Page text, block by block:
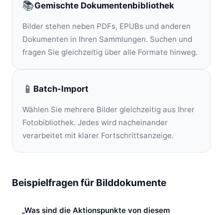
📚Gemischte Dokumentenbibliothek
Bilder stehen neben PDFs, EPUBs und anderen
Dokumenten in Ihren Sammlungen. Suchen und
fragen Sie gleichzeitig über alle Formate hinweg.
📱 Batch-Import
Wählen Sie mehrere Bilder gleichzeitig aus Ihrer
Fotobibliothek. Jedes wird nacheinander
verarbeitet mit klarer Fortschrittsanzeige.
Beispielfragen für Bilddokumente
„Was sind die Aktionspunkte von diesem